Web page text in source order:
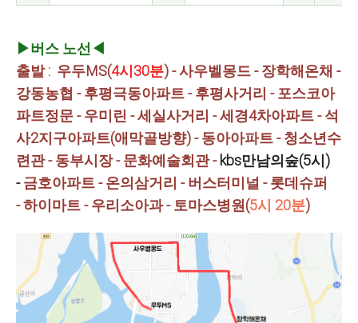
▶버스 노선◀
출발 : 우두MS(4시30분) - 사우벨몽드- 장학해온채 -
강동농협 - 후평극동아파트 -후평사거리 - 포스코아
파트정문 - 우미린 - 세실사거리 - 세경4차아파트 -석
사2지구아파트(애막골방향)- 동아아파트 - 청소년수
련관 -동부시장 - 문화예술회관 - kbs만남의숲(5시)
-금호아파트 - 온의삼거리 - 버스터미널 -롯데슈퍼
-하이마트 - 우리소아과 - 토마스병원(5시 20분)